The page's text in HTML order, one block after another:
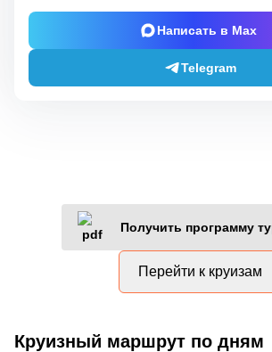
Написать в Max
Telegram
Получить программу
Перейти к круизам
Круизный маршрут по дням